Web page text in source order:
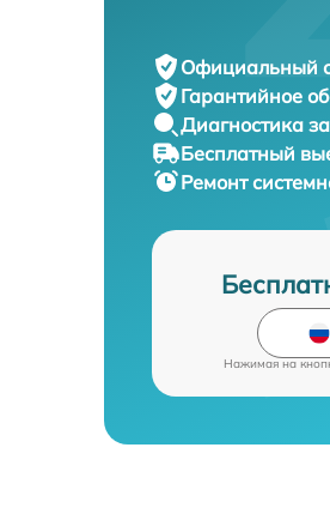
Официальный
Гарантийное
Диагностика
Бесплатный
Ремонт
Нажимая на